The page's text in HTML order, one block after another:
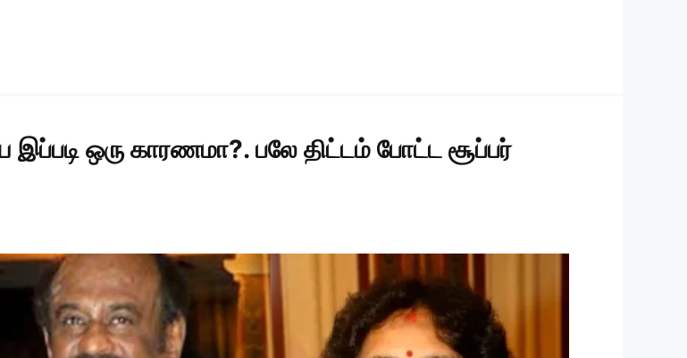
ஒரு காரணமா?. பலே திட்டம் போட்ட சூப்பர்